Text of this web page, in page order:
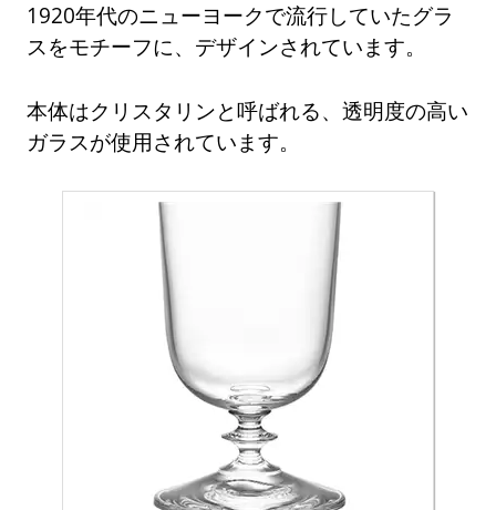
1920年代のニューヨークで流行していたグラ
スをモチーフに、デザインされています。
本体はクリスタリンと呼ばれる、透明度の高い
ガラスが使用されています。